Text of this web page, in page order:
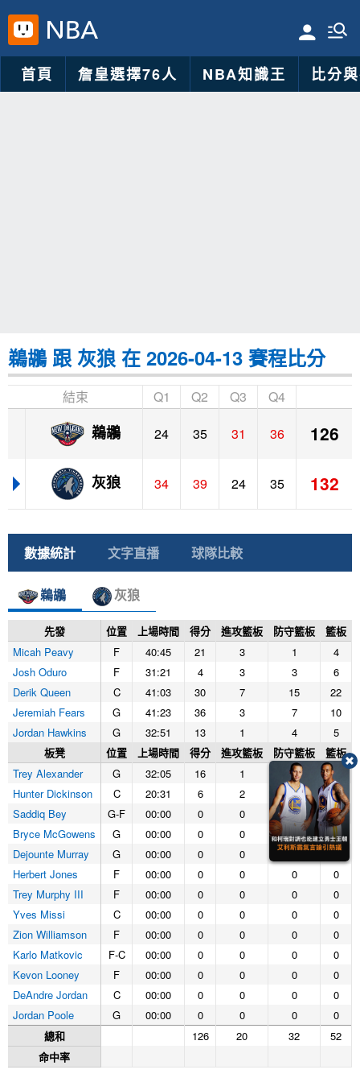
首頁 詹皇選擇76人 NBA知識王 比分
鵜鶘 跟 灰狼 在 2026-04-13 賽程比分
結束 Q1 Q2 Q3 Q4
鵜鶘 24 35 31 36 126
灰狼 34 39 24 35 132
數據統計 文字直播 球隊比較
鵜鶘 灰狼
先發 位置 上場時間 得分 進攻籃板 防守籃板 籃板
Micah Peavy
F 40:45 21 3 1
4
Josh Oduro
F 31:21 4 3 3
6
Derik Queen
C 41:03 30 7 15
22
Jeremiah Fears
G 41:23 36 3 7
10
Jordan Hawkins
G 32:51 13 1 4
5
板凳
位置 上場時間 得分 進攻籃板 防守籃板 籃板
Trey Alexander
G 32:05 16 1 0
1
Hunter Dickinson
C 20:31 6 2 2
4
Saddiq Bey
G-F 00:00 0 0 0
0
Bryce McGowens
G 00:00 0 0 0
0
Dejounte Murray
G 00:00 0 0 0
0
Herbert Jones
F 00:00 0 0 0
0
Trey Murphy III
F 00:00 0 0 0
0
Yves Missi
C 00:00 0 0 0
0
Zion Williamson
F 00:00 0 0 0
0
Karlo Matkovic
F-C 00:00 0 0 0
0
Kevon Looney
F 00:00 0 0 0
0
DeAndre Jordan
C 00:00 0 0 0
0
Jordan Poole
G 00:00 0 0 0
0
總和
126 20 32
52
命中率